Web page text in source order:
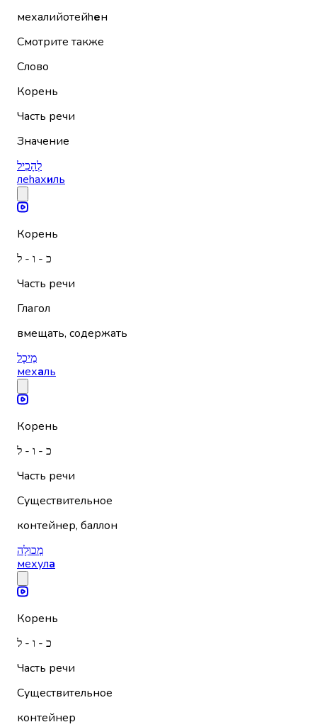
мехалийотейhен
Смотрите также
Слово
Корень
Часть речи
Значение
לְהָכִיל
леhахиль
Корень
כ - ו - ל
Часть речи
Глагол
вмещать, содержать
מֵיכָל
мехаль
Корень
כ - ו - ל
Часть речи
Существительное
контейнер, баллон
מְכוּלָה
мехула
Корень
כ - ו - ל
Часть речи
Существительное
контейнер